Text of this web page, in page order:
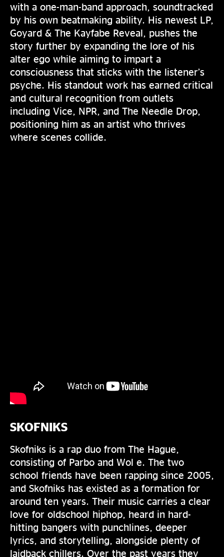
with a one-man-band approach, soundtracked
by his own beatmaking ability. His newest LP,
Goyard & The Kayfabe Reveal, pushes the
story further by expanding the lore of his
alter ego while aiming to impart a
consciousness that sticks with the listener’s
psyche. His standout work has earned critical
and cultural recognition from outlets
including Vice, NPR, and The Needle Drop,
positioning him as an artist who thrives
where scenes collide.
SKOFNIKS
Skofniks is a rap duo from The Hague,
consisting of Parbo and Wol e. The two
school friends have been rapping since 2005,
and Skofniks has existed as a formation for
around ten years. Their music carries a clear
love for oldschool hiphop, heard in hard-
hitting bangers with punchlines, deeper
lyrics, and storytelling, alongside plenty of
laidback chillers. Over the past years they